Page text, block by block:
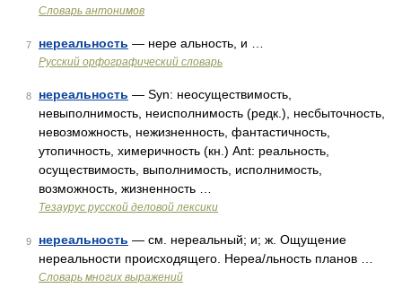
Словарь антонимов
7 нереальность — нере альность, и …
Русский орфографический словарь
8 нереальность — Syn: неосуществимость,
невыполнимость, неисполнимость (редк.), несбыточность,
невозможность, нежизненность, фантастичность,
утопичность, химеричность (кн.) Ant: реальность,
осуществимость, выполнимость, исполнимость,
возможность, жизненность …
Тезаурус русской деловой лексики
9 нереальность — см. нереальный; и; ж. Ощущение
нереальности происходящего. Нереа/льность планов …
Словарь многих выражений